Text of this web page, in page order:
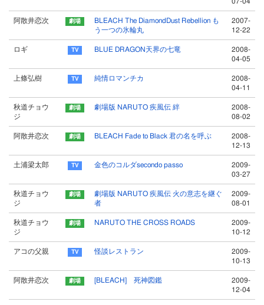
阿散井恋次
BLEACH The DiamondDust Rebellion も
う一つの氷輪丸
2007-
12-22
ロギ BLUE DRAGON天界の七竜
2008-
04-05
上條弘樹 純情ロマンチカ
2008-
04-11
秋道チョウ
ジ
劇場版 NARUTO 疾風伝 絆
2008-
08-02
阿散井恋次 BLEACH Fade to Black 君の名を呼ぶ
2008-
12-13
土浦梁太郎 金色のコルダsecondo passo
2009-
03-27
秋道チョウ
ジ
劇場版 NARUTO 疾風伝 火の意志を継ぐ
者
2009-
08-01
秋道チョウ
ジ
NARUTO THE CROSS ROADS
2009-
10-12
アコの父親 怪談レストラン
2009-
10-13
阿散井恋次 [BLEACH] 死神図鑑
2009-
12-04